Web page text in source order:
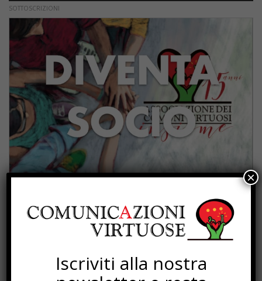
SOTTOSCRIZIONI
PROGETTI
Iscriviti alla nostra
×